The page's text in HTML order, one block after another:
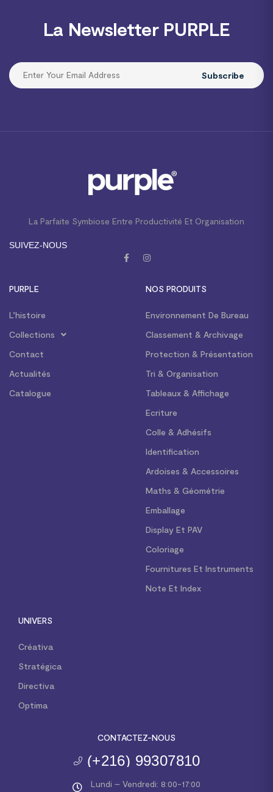
La Newsletter PURPLE
Subscribe
La Parfaite Symbiose Entre Productivité Et Organisation
SUIVEZ-NOUS
PURPLE
L’histoire
Collections
Contact
Actualités
Catalogue
NOS PRODUITS
Environnement De Bureau
Classement & Archivage
Protection & Présentation
Tri & Organisation
Tableaux & Affichage
Ecriture
Colle & Adhésifs
Identification
Ardoises & Accessoires
Maths & Géométrie
Emballage
Display Et PAV
Coloriage
Fournitures Et Instruments
Note Et Index
UNIVERS
Créativa
Stratégica
Directiva
Optima
CONTACTEZ-NOUS
(+216) 99307810
Lundi – Vendredi: 8:00-17:00